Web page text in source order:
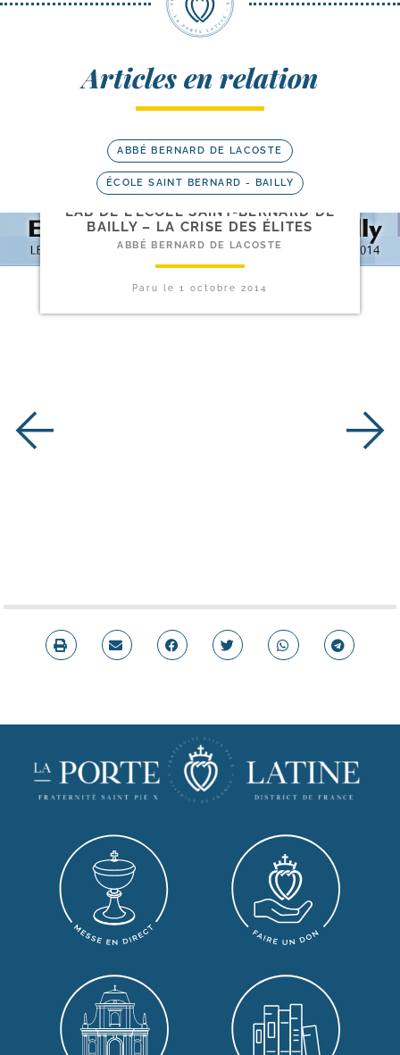
Articles en relation
ABBÉ BERNARD DE LACOSTE
ÉCOLE SAINT BERNARD - BAILLY
LAB DE L’ÉCOLE SAINT-​BERNARD DE
BAILLY – LA CRISE DES ÉLITES
ABBÉ BERNARD DE LACOSTE
Paru le 1 octobre 2014